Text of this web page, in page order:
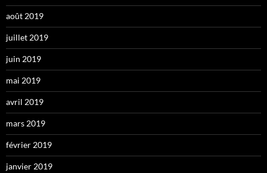
août 2019
juillet 2019
juin 2019
mai 2019
avril 2019
mars 2019
février 2019
janvier 2019